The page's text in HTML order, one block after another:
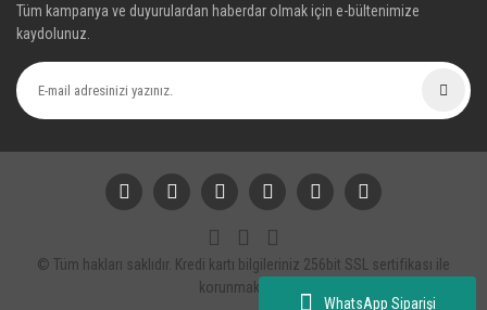
WhatsApp Siparişi
Tüm kampanya ve duyurulardan haberdar olmak için e-bültenimize
kaydolunuz.
© Tüm hakları saklıdır. Kredi kartı bilgileriniz 256bit SSL sertifikası ile
korunmaktadır.